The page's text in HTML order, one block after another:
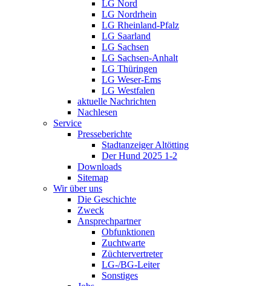
LG Nord
LG Nordrhein
LG Rheinland-Pfalz
LG Saarland
LG Sachsen
LG Sachsen-Anhalt
LG Thüringen
LG Weser-Ems
LG Westfalen
aktuelle Nachrichten
Nachlesen
Service
Presseberichte
Stadtanzeiger Altötting
Der Hund 2025 1-2
Downloads
Sitemap
Wir über uns
Die Geschichte
Zweck
Ansprechpartner
Obfunktionen
Zuchtwarte
Züchtervertreter
LG-/BG-Leiter
Sonstiges